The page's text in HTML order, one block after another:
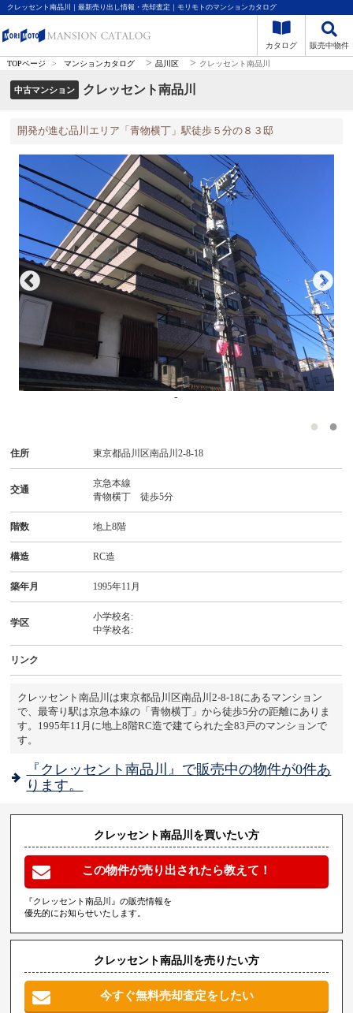
クレッセント南品川｜最新売り出し情報・売却査定｜モリモトのマンションカタログ
カタログ 販売中物件
TOPページ > マンションカタログ > 品川区 > クレッセント南品川
中古マンション クレッセント南品川
開発が進む品川エリア「青物横丁」駅徒歩５分の８３邸
-
住所 東京都品川区南品川2-8-18
交通
京急本線
青物横丁 徒歩5分
階数 地上8階
構造 RC造
築年月 1995年11月
学区
小学校名:
中学校名:
リンク
クレッセント南品川は東京都品川区南品川2-8-18にあるマンション
で、最寄り駅は京急本線の「青物横丁」から徒歩5分の距離にありま
す。1995年11月に地上8階RC造で建てられた全83戸のマンションで
す。
『クレッセント南品川』で販売中の物件が0件あ
ります。
クレッセント南品川を買いたい方
この物件が売り出されたら教えて！
『クレッセント南品川』の販売情報を
優先的にお知らせいたします。
クレッセント南品川を売りたい方
今すぐ無料売却査定をしたい